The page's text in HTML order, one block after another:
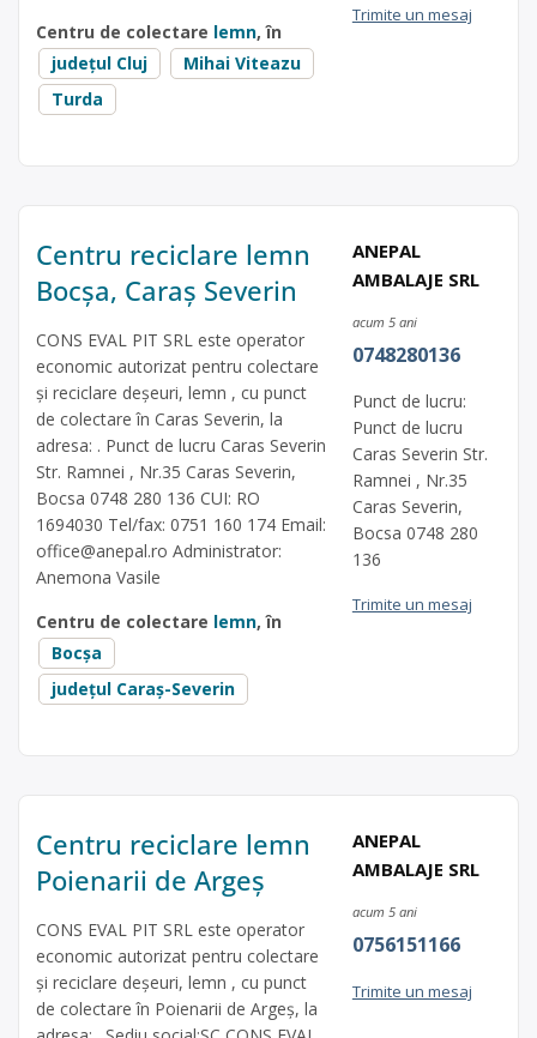
Centru de colectare lemn, în
județul Cluj
Mihai Viteazu
Turda
Trimite un mesaj
Centru reciclare lemn
Bocșa, Caraș Severin
CONS EVAL PIT SRL este operator
economic autorizat pentru colectare
și reciclare deșeuri, lemn , cu punct
de colectare în Caras Severin, la
adresa: . Punct de lucru Caras Severin
Str. Ramnei , Nr.35 Caras Severin,
Bocsa 0748 280 136 CUI: RO
1694030 Tel/fax: 0751 160 174 Email:
office@anepal.ro Administrator:
Anemona Vasile
Centru de colectare lemn, în
Bocșa
județul Caraș-Severin
ANEPAL
AMBALAJE SRL
acum 5 ani
0748280136
Punct de lucru:
Punct de lucru
Caras Severin Str.
Ramnei , Nr.35
Caras Severin,
Bocsa 0748 280
136
Trimite un mesaj
Centru reciclare lemn
Poienarii de Argeș
CONS EVAL PIT SRL este operator
economic autorizat pentru colectare
și reciclare deșeuri, lemn , cu punct
de colectare în Poienarii de Argeș, la
ANEPAL
AMBALAJE SRL
acum 5 ani
0756151166
Trimite un mesaj